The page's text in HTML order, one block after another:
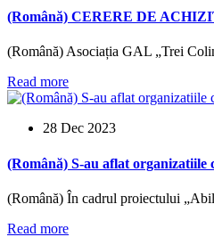
(Română) CERERE DE
(Română) Asociația GAL „Trei
Read more
28 Dec 2023
(Română) S-au aflat organizatiile
(Română) În cadrul proiectului
Read more